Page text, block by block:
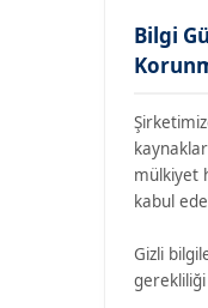
Bilgi
mülkiyet
kabul
Gizli
gerekliliği